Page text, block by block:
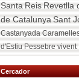
SantaReisRevetlla
de CatalunyaSant
Castanyada
d'Estiu Pessebre vivent
Cercador